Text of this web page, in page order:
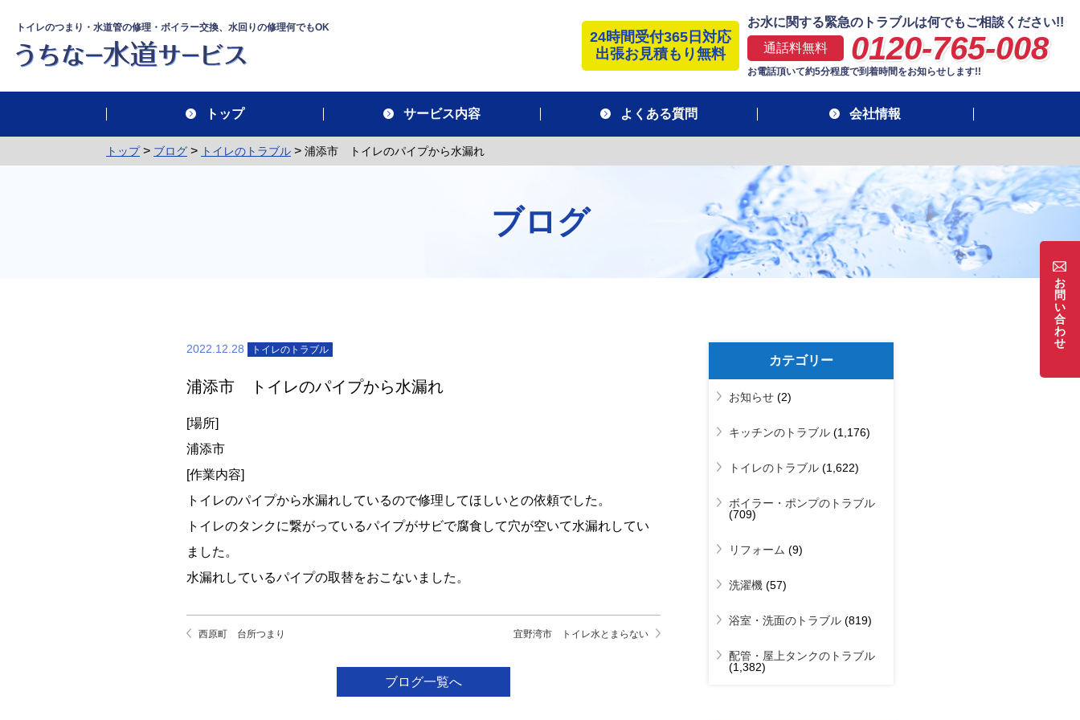
トイレのつまり・水道管の修理・ボイラー交換、水回りの修理何でもOK
24時間受付365日対応
出張お見積もり無料
お水に関する緊急のトラブルは何でもご相談ください!!
通話料無料
0120-765-008
お電話頂いて約5分程度で到着時間をお知らせします!!
トップ サービス内容 よくある質問 会社情報
トップ> ブログ > トイレのトラブル > 浦添市 トイレのパイプから水漏れ
ブログ
2022.12.28 トイレのトラブル
浦添市 トイレのパイプから水漏れ
[場所]
浦添市
[作業内容]
トイレのパイプから水漏れしているので修理してほしいとの依頼でした。
トイレのタンクに繋がっているパイプがサビで腐食して穴が空いて水漏れしてい
ました。
水漏れしているパイプの取替をおこないました。
西原町 台所つまり 宜野湾市 トイレ水とまらない
ブログ一覧へ
カテゴリー
お知らせ(2)
キッチンのトラブル(1,176)
トイレのトラブル(1,622)
ボイラー・ポンプのトラブル
(709)
リフォーム (9)
洗濯機 (57)
浴室・洗面のトラブル(819)
配管・屋上タンクのトラブル
(1,382)
お
問
い
合
わ
せ